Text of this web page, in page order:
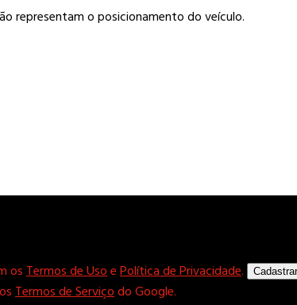
representam o posicionamento do veículo.
osTermos de UsoePolítica de Privacidade. Cadastrar
Termos de Serviçodo Google.